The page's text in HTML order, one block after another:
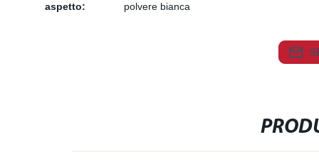
aspetto:
polvere bianca